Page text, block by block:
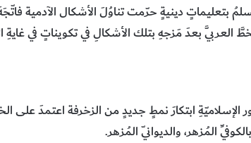
بتعليماتٍ دينيةٍ حرّمت تناوُلَ الأشكال الآدمية فاتّجَهَ
العربيَّ بعدَ مَزجهِ بتلك الأشكالِ في تكويناتٍ في غايةِ
الإسلاميّةِ ابتكارَ نمطٍ جديدٍ من الزخرفة اعتمدَ على
المُزهر، والديوانيّ المُزهر.